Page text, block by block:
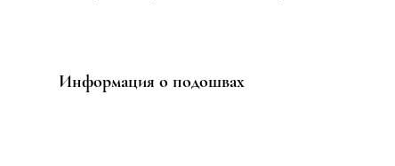
Информация о подошвах